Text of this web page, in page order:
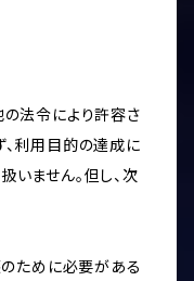
法令により許容さ
利用目的の達成に
ません。但し、次
のために必要がある